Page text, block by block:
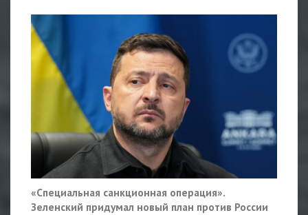
«Специальная санкционная операция».
Зеленский придумал новый план против России